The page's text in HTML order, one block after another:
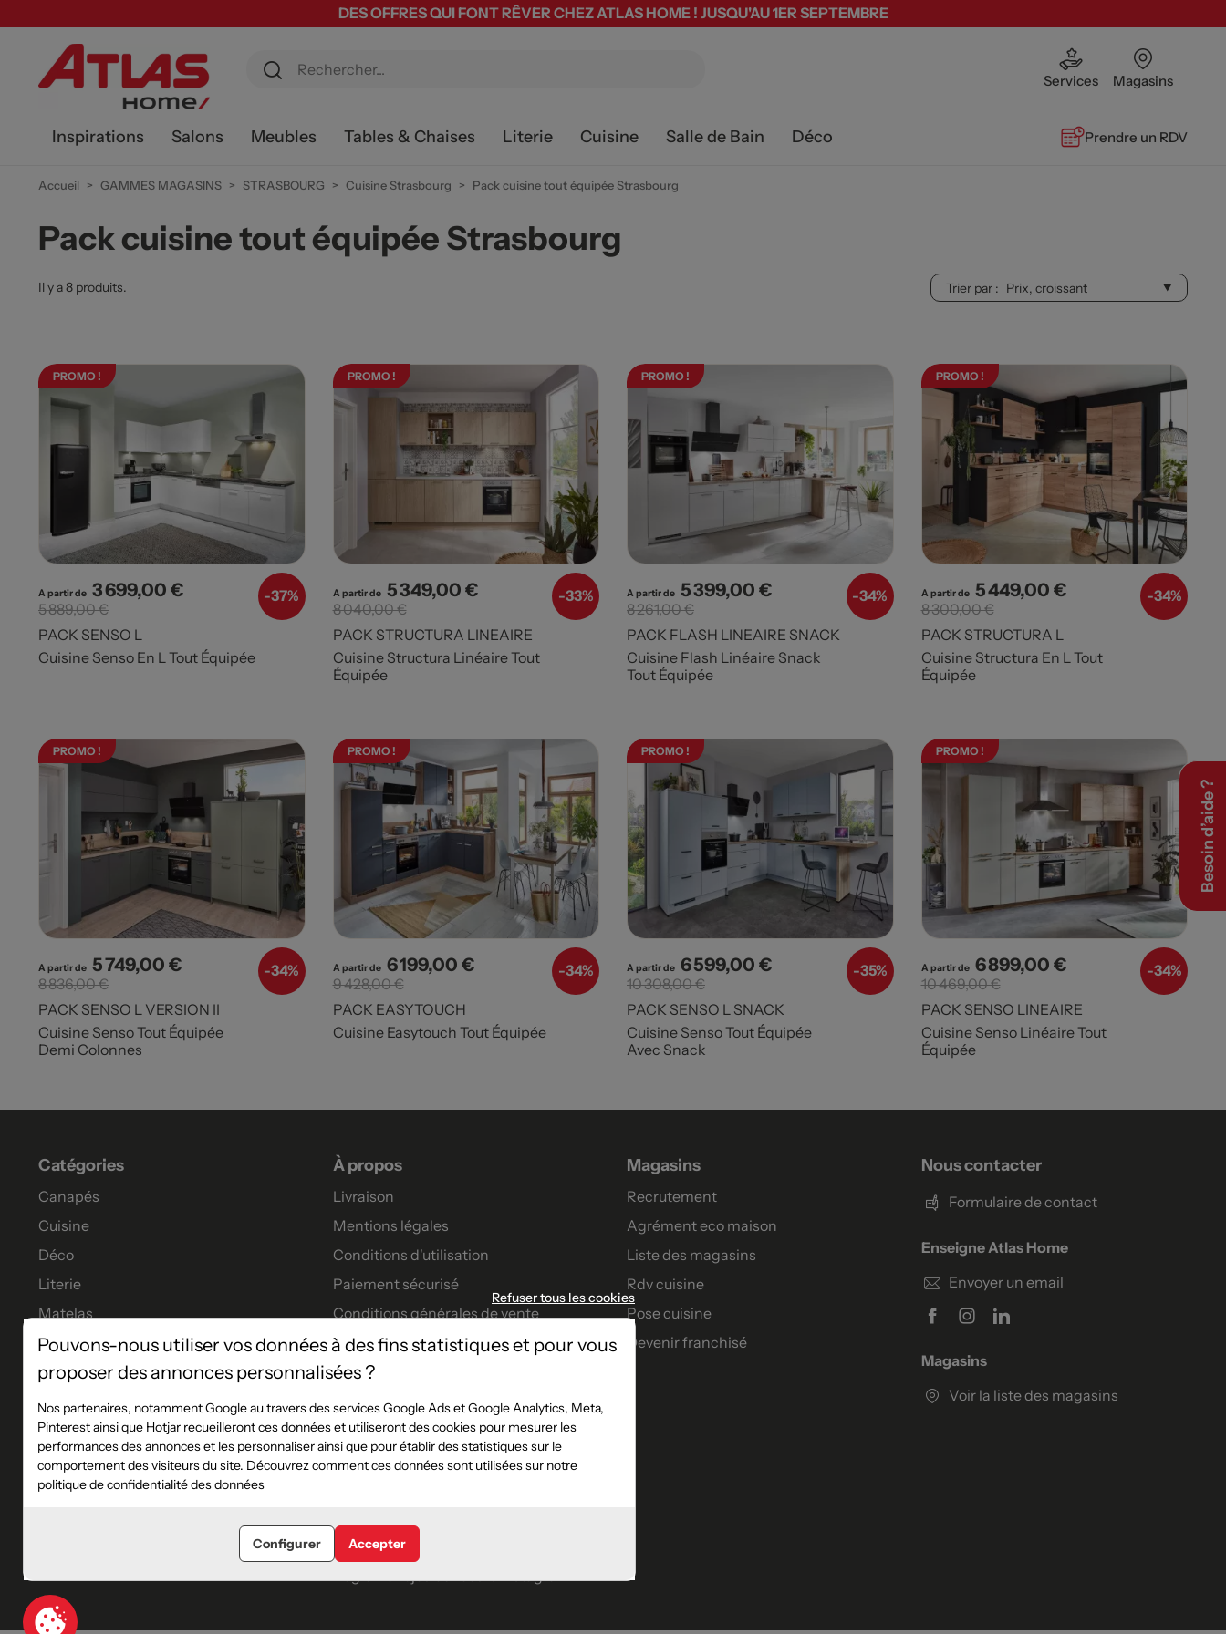
DES OFFRES QUI FONT RÊVER CHEZ ATLAS HOME ! JUSQU'AU 1ER SEPTEMBRE
Services Magasins
Inspirations Salons Meubles Tables & Chaises Literie Cuisine Salle de Bain Déco Prendre un RDV
Accueil GAMMES MAGASINS STRASBOURG Cuisine Strasbourg Pack cuisine tout équipée Strasbourg
Pack cuisine tout équipée Strasbourg
Il y a 8 produits. Trier par :
PROMO !
-37%
A partir de Prix
3 699,00 €Prix de base
5 889,00 €
PACK SENSO L
Cuisine Senso En L Tout Équipée
PROMO !
-33%
A partir de Prix
5 349,00 €Prix de base
8 040,00 €
PACK STRUCTURA LINEAIRE
Cuisine Structura Linéaire Tout
Équipée
PROMO !
-34%
A partir de Prix
5 399,00 €Prix de base
8 261,00 €
PACK FLASH LINEAIRE SNACK
Cuisine Flash Linéaire Snack
Tout Équipée
PROMO !
-34%
A partir de Prix
5 449,00 €Prix de base
8 300,00 €
PACK STRUCTURA L
Cuisine Structura En L Tout
Équipée
PROMO !
-34%
A partir de Prix
5 749,00 €Prix de base
8 836,00 €
PACK SENSO L VERSION II
Cuisine Senso Tout Équipée
Demi Colonnes
PROMO !
-34%
A partir de Prix
6 199,00 €Prix de base
9 428,00 €
PACK EASYTOUCH
Cuisine Easytouch Tout Équipée
PROMO !
-35%
A partir de Prix
6 599,00 €Prix de base
10 308,00 €
PACK SENSO L SNACK
Cuisine Senso Tout Équipée
Avec Snack
PROMO !
-34%
A partir de Prix
6 899,00 €Prix de base
10 469,00 €
PACK SENSO LINEAIRE
Cuisine Senso Linéaire Tout
Équipée
Catégories
Canapés
Cuisine
Déco
Literie
Matelas
Meubles
Tables à manger
À propos
Livraison
Mentions légales
Conditions d'utilisation
Paiement sécurisé
Conditions générales de vente
Garanties
Tous nos partenaires
Financement
Les services confort
Règlement jeu concours facebook
Catalogue
Magasins
Recrutement
Agrément eco maison
Liste des magasins
Rdv cuisine
Pose cuisine
Devenir franchisé
Nous contacter
Formulaire de contact
Enseigne Atlas Home
Envoyer un email
Magasins
Voir la liste des magasins
Besoin d’aide ?
Refuser tous les cookies
Pouvons-nous utiliser vos données à des fins statistiques et pour vous
proposer des annonces personnalisées ?
Nos partenaires, notamment Google au travers des services Google Ads et Google Analytics, Meta,
Pinterest ainsi que Hotjar recueilleront ces données et utiliseront des cookies pour mesurer les
performances des annonces et les personnaliser ainsi que pour établir des statistiques sur le
comportement des visiteurs du site. Découvrez comment ces données sont utilisées sur notre
politique de confidentialité des données
Configurer Accepter